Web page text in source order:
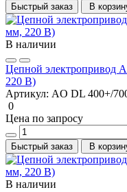
Быстрый заказ В
В наличии
Цепной электропривод
220 В)
Артикул: AO DL 400+/
0
Цена по запросу
Быстрый заказ В
В наличии